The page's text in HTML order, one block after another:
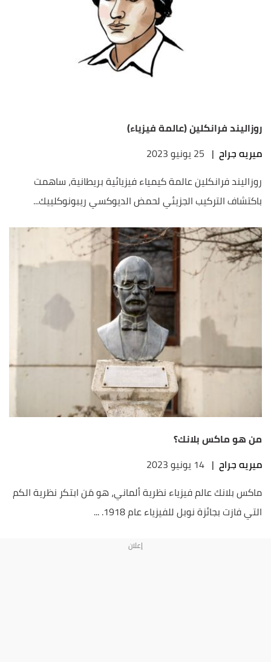
روزاليند فرانكلين (عالمة فيزياء)
ميريه جراح | 25 يونيو 2023
روزاليند فرانكلين عالمة كيمياء فيزيائية بريطانية، ساهمت
باكتشاف التركيب الجزيئي لحمض الديوكسي ريبونوكلييك...
من هو ماكس بلانك؟
ميريه جراح | 14 يونيو 2023
ماكس بلانك عالم فيزياء نظرية ألماني، هو مَن ابتكر نظرية الكم
التي فازت بجائزة نوبل للفيزياء عام 1918. ...